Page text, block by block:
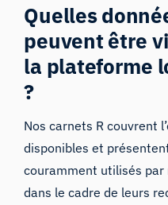
Quelles
peuvent être
la plateforme
?
Nos carnets R couvrent
disponibles et
couramment utilisés
dans le cadre de leurs